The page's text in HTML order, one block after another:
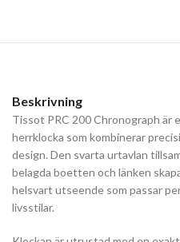
Beskrivning
Tissot PRC 200 Chronograph är
herrklocka som kombinerar
design. Den svarta urtavlan
belagda boetten och länken
helsvart utseende som passar
livsstilar.